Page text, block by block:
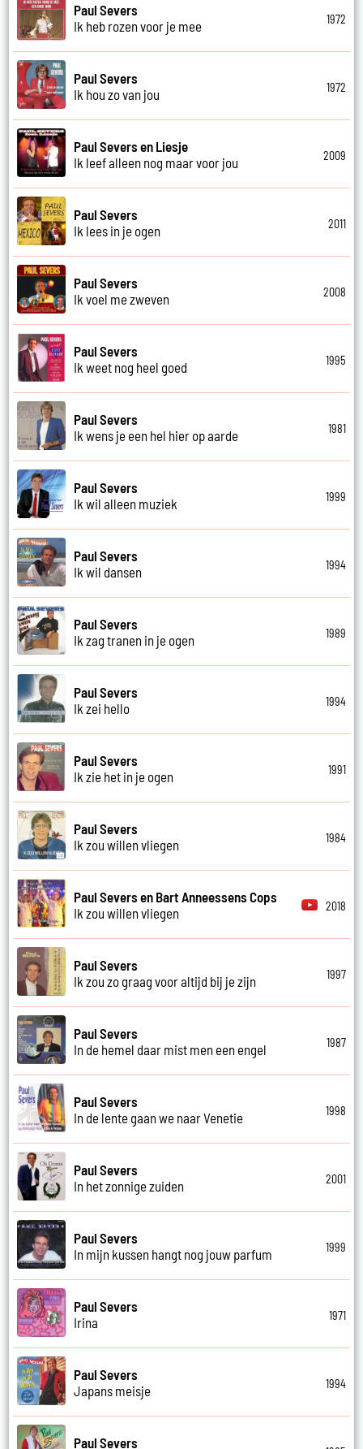
Paul Severs
Ik heb rozen voor je mee
1972
Paul Severs
Ik hou zo van jou
1972
Paul Severs en Liesje
Ik leef alleen nog maar voor jou
2009
Paul Severs
Ik lees in je ogen
2011
Paul Severs
Ik voel me zweven
2008
Paul Severs
Ik weet nog heel goed
1995
Paul Severs
Ik wens je een hel hier op aarde
1981
Paul Severs
Ik wil alleen muziek
1999
Paul Severs
Ik wil dansen
1994
Paul Severs
Ik zag tranen in je ogen
1989
Paul Severs
Ik zei hello
1994
Paul Severs
Ik zie het in je ogen
1991
Paul Severs
Ik zou willen vliegen
1984
Paul Severs en Bart Anneessens Cops
Ik zou willen vliegen
2018
Paul Severs
Ik zou zo graag voor altijd bij je zijn
1997
Paul Severs
In de hemel daar mist men een engel
1987
Paul Severs
In de lente gaan we naar Venetie
1998
Paul Severs
In het zonnige zuiden
2001
Paul Severs
In mijn kussen hangt nog jouw parfum
1999
Paul Severs
Irina
1971
Paul Severs
Japans meisje
1994
Paul Severs